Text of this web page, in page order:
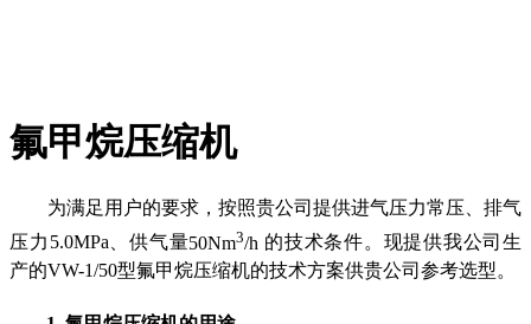
氟甲烷压缩机
为满足用户的要求，按照贵公司提供进气压力常压、排气
压力5.0MPa、供气量50Nm3/h 的技术条件。现提供我公司生
产的VW-1/50型氟甲烷压缩机的技术方案供贵公司参考选型。